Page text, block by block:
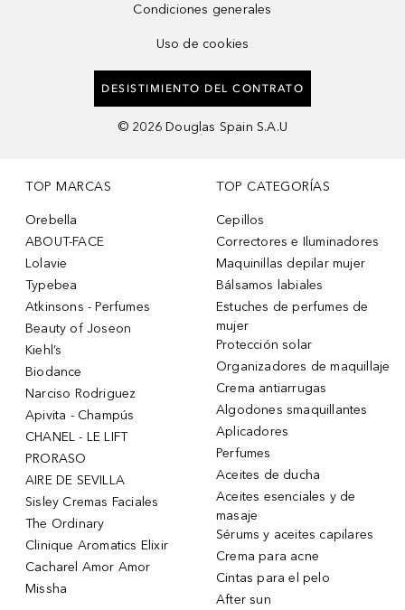
Condiciones generales
Uso de cookies
DESISTIMIENTO DEL CONTRATO
© 2026 Douglas Spain S.A.U
TOP MARCAS
Orebella
ABOUT-FACE
Lolavie
Typebea
Atkinsons - Perfumes
Beauty of Joseon
Kiehl’s
Biodance
Narciso Rodriguez
Apivita - Champús
CHANEL - LE LIFT
PRORASO
AIRE DE SEVILLA
Sisley Cremas Faciales
The Ordinary
Clinique Aromatics Elixir
Cacharel Amor Amor
Missha
TOP CATEGORÍAS
Cepillos
Correctores e Iluminadores
Maquinillas depilar mujer
Bálsamos labiales
Estuches de perfumes de
mujer
Protección solar
Organizadores de maquillaje
Crema antiarrugas
Algodones smaquillantes
Aplicadores
Perfumes
Aceites de ducha
Aceites esenciales y de
masaje
Sérums y aceites capilares
Crema para acne
Cintas para el pelo
After sun